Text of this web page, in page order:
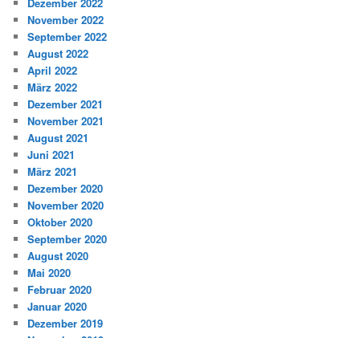
November 2022
September 2022
August 2022
April 2022
März 2022
Dezember 2021
November 2021
August 2021
Juni 2021
März 2021
Dezember 2020
November 2020
Oktober 2020
September 2020
August 2020
Mai 2020
Februar 2020
Januar 2020
Dezember 2019